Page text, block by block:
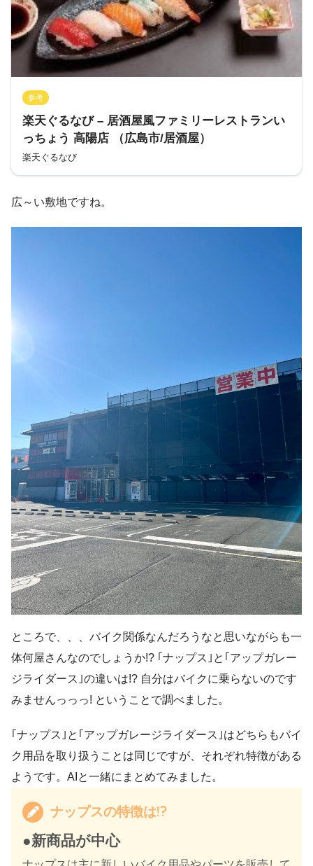
参考
楽天ぐるなび – 居酒屋風ファミリーレストランい
っちょう 高陽店 （広島市/居酒屋）
楽天ぐるなび
広～い敷地ですね。
ところで、、、バイク関係なんだろうなと思いながらも一
体何屋さんなのでしょうか!? ｢ナップス｣と｢アップガレー
ジライダース｣の違いは!? 自分はバイクに乗らないのです
みませんっっっ! ということで調べました。
｢ナップス｣と｢アップガレージライダース｣はどちらもバイ
ク用品を取り扱うことは同じですが、それぞれ特徴がある
ようです。AIと一緒にまとめてみました。
ナップスの特徴は!?
●新商品が中心